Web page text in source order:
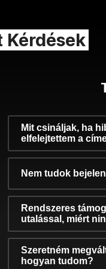
Kérdések
Mit csináljak, ha
elfelejtettem a
Nem tudok
Rendszeres
utalással, miért
Szeretném
hogyan tudom?